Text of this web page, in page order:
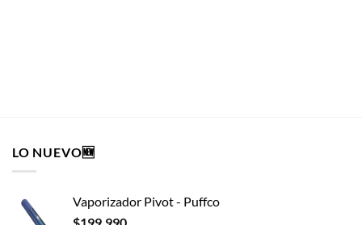
LO NUEVO🆕
Vaporizador Pivot - Puffco